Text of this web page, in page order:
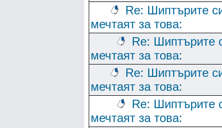
Re: Шиптърите
мечтаят за това:
Re: Шиптърите
мечтаят за това:
Re: Шиптърите
мечтаят за това:
Re: Шиптърите
мечтаят за това: